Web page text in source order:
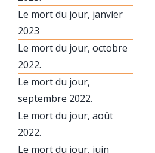
Le mort du jour, janvier
2023
Le mort du jour, octobre
2022.
Le mort du jour,
septembre 2022.
Le mort du jour, août
2022.
Le mort du jour, juin